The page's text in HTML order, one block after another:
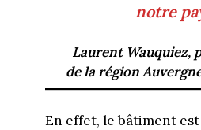
notre
Laurent Wauquiez,
de la région
En effet, le bâtiment